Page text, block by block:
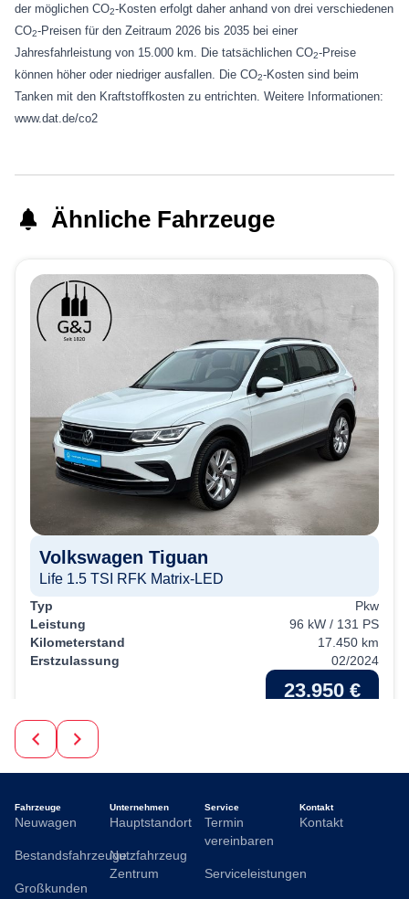
der möglichen CO2-Kosten erfolgt daher anhand von drei verschiedenen
CO2-Preisen für den Zeitraum 2026 bis 2035 bei einer
Jahresfahrleistung von 15.000 km. Die tatsächlichen CO2-Preise
können höher oder niedriger ausfallen. Die CO2-Kosten sind beim
Tanken mit den Kraftstoffkosten zu entrichten. Weitere Informationen:
www.dat.de/co2
Ähnliche Fahrzeuge
Volkswagen Tiguan
Life 1.5 TSI RFK Matrix-LED
Typ
Pkw
Leistung
96 kW / 131 PS
Kilometerstand
17.450 km
Erstzulassung
02/2024
23.950 €
guter Preis
Kraftstoffverbrauch (kombiniert):
Fahrzeuge
Neuwagen
Bestandsfahrzeuge
Großkunden
Unternehmen
Hauptstandort
Nutzfahrzeug
Zentrum
Service
Termin
vereinbaren
Serviceleistungen
Kontakt
Kontakt